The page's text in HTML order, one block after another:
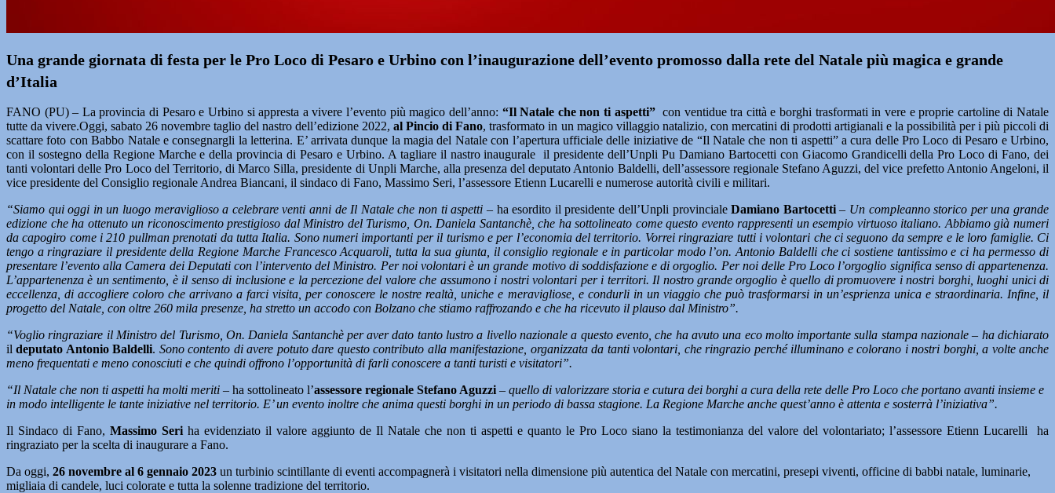
Una grande giornata di festa per le Pro Loco di Pesaro e Urbino con l’inaugurazione dell’evento promosso dalla rete del Natale più magica e grande
d’Italia
FANO (PU) – La provincia di Pesaro e Urbino si appresta a vivere l’evento più magico dell’anno: “Il Natale che non ti aspetti”con ventidue tra città e borghi trasformati in vere e proprie cartoline di Natale
tutte da vivere.Oggi, sabato 26 novembre taglio del nastro dell’edizione 2022,al Pincio di Fano, trasformato in un magico villaggio natalizio, con mercatini di prodotti artigianali e la possibilità per i più piccoli di
scattare foto con Babbo Natale e consegnargli la letterina. E’ arrivata dunque la magia del Natale con l’apertura ufficiale delle iniziative de “Il Natale che non ti aspetti” a cura delle Pro Loco di Pesaro e Urbino,
con il sostegno della Regione Marche e della provincia di Pesaro e Urbino. A tagliare il nastro inaugurale il presidente dell’Unpli Pu Damiano Bartocetti con Giacomo Grandicelli della Pro Loco di Fano, dei
tanti volontari delle Pro Loco del Territorio, di Marco Silla, presidente di Unpli Marche, alla presenza del deputato Antonio Baldelli, dell’assessore regionale Stefano Aguzzi, del vice prefetto Antonio Angeloni, il
vice presidente del Consiglio regionale Andrea Biancani, il sindaco di Fano, Massimo Seri, l’assessore Etienn Lucarelli e numerose autorità civili e militari.
“Siamo qui oggi in un luogo meraviglioso a celebrare venti anni de Il Natale che non ti aspetti – ha esordito il presidente dell’Unpli provincialeDamiano Bartocetti– Un compleanno storico per una grande
edizione che ha ottenuto un riconoscimento prestigioso dal Ministro del Turismo, On. Daniela Santanchè, che ha sottolineato come questo evento rappresenti un esempio virtuoso italiano. Abbiamo già numeri
da capogiro come i 210 pullman prenotati da tutta Italia. Sono numeri importanti per il turismo e per l’economia del territorio. Vorrei ringraziare tutti i volontari che ci seguono da sempre e le loro famiglie. Ci
tengo a ringraziare il presidente della Regione Marche Francesco Acquaroli, tutta la sua giunta, il consiglio regionale e in particolar modo l’on. Antonio Baldelli che ci sostiene tantissimo e ci ha permesso di
presentare l’evento alla Camera dei Deputati con l’intervento del Ministro. Per noi volontari è un grande motivo di soddisfazione e di orgoglio. Per noi delle Pro Loco l’orgoglio significa senso di appartenenza.
L’appartenenza è un sentimento, è il senso di inclusione e la percezione del valore che assumono i nostri volontari per i territori. Il nostro grande orgoglio è quello di promuovere i nostri borghi, luoghi unici di
eccellenza, di accogliere coloro che arrivano a farci visita, per conoscere le nostre realtà, uniche e meravigliose, e condurli in un viaggio che può trasformarsi in un’esprienza unica e straordinaria. Infine, il
progetto del Natale, con oltre 260 mila presenze, ha stretto un accodo con Bolzano che stiamo raffrozando e che ha ricevuto il plauso dal Ministro”.
“Voglio ringraziare il Ministro del Turismo, On. Daniela Santanchè per aver dato tanto lustro a livello nazionale a questo evento, che ha avuto una eco molto importante sulla stampa nazionale – ha dichiarato
ildeputato Antonio Baldelli. Sono contento di avere potuto dare questo contributo alla manifestazione, organizzata da tanti volontari, che ringrazio perché illuminano e colorano i nostri borghi, a volte anche
meno frequentati e meno conosciuti e che quindi offrono l’opportunità di farli conoscere a tanti turisti e visitatori”.
“Il Natale che non ti aspetti ha molti meriti – ha sottolineato l’assessore regionale Stefano Aguzzi – quello di valorizzare storia e cutura dei borghi a cura della rete delle Pro Loco che portano avanti insieme e
in modo intelligente le tante iniziative nel territorio. E’ un evento inoltre che anima questi borghi in un periodo di bassa stagione. La Regione Marche anche quest’anno è attenta e sosterrà l’iniziativa”.
Il Sindaco di Fano, Massimo Seri ha evidenziato il valore aggiunto de Il Natale che non ti aspetti e quanto le Pro Loco siano la testimonianza del valore del volontariato; l’assessore Etienn Lucarelli ha
ringraziato per la scelta di inaugurare a Fano.
Da oggi, 26 novembre al 6 gennaio 2023 un turbinio scintillante di eventi accompagnerà i visitatori nella dimensione più autentica del Natale con mercatini, presepi viventi, officine di babbi natale, luminarie,
migliaia di candele, luci colorate e tutta la solenne tradizione del territorio.